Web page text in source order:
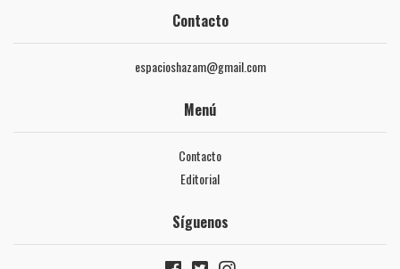
Contacto
espacioshazam@gmail.com
Menú
Contacto
Editorial
Síguenos